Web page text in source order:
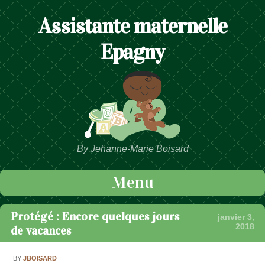
Assistante maternelle
Epagny
By Jehanne-Marie Boisard
Menu
Passer au contenu
Protégé : Encore quelques jours
de vacances
janvier 3,
2018
BYJBOISARD